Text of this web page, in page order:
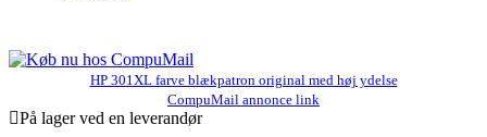
HP 301XL farve blækpatron original med høj ydelse
CompuMail annonce link
På lager ved en leverandør